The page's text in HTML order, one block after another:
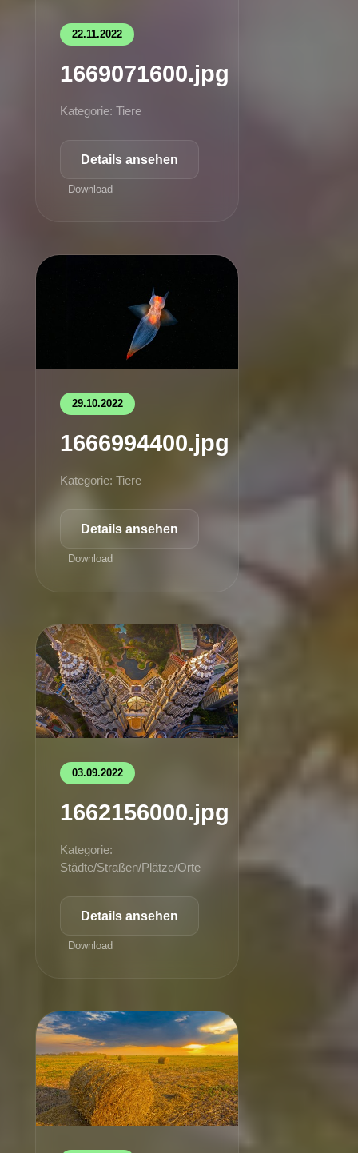
22.11.2022
1669071600.jpg
Kategorie: Tiere
Details ansehen
Download
29.10.2022
1666994400.jpg
Kategorie: Tiere
Details ansehen
Download
03.09.2022
1662156000.jpg
Kategorie:
Städte/Straßen/Plätze/Orte
Details ansehen
Download